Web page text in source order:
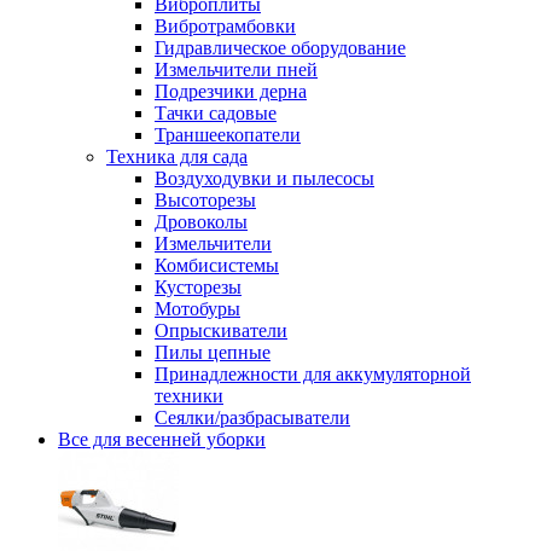
Виброплиты
Вибротрамбовки
Гидравлическое оборудование
Измельчители пней
Подрезчики дерна
Тачки садовые
Траншеекопатели
Техника для сада
Воздуходувки и пылесосы
Высоторезы
Дровоколы
Измельчители
Комбисистемы
Кусторезы
Мотобуры
Опрыскиватели
Пилы цепные
Принадлежности для аккумуляторной
техники
Сеялки/разбрасыватели
Все для весенней уборки